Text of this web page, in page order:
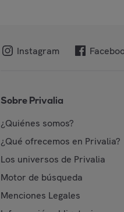
Instagram
Sobre Privalia
¿Quiénes somos?
¿Qué ofrecemos en Privalia?
Los universos de Privalia
Motor de búsqueda
Menciones Legales